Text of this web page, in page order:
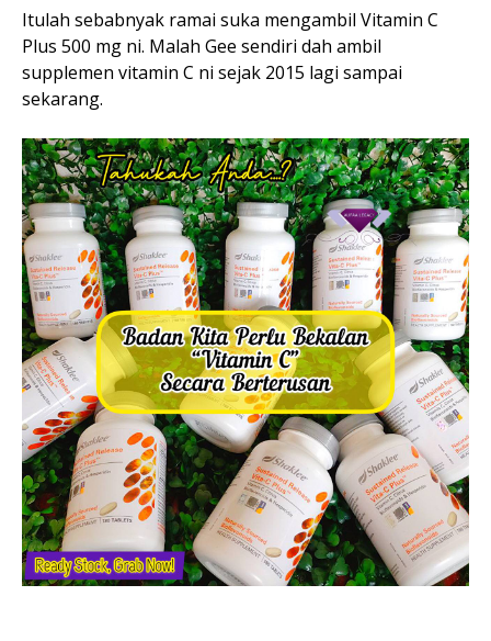
Itulah sebabnyak ramai suka mengambil Vitamin C
Plus 500 mg ni. Malah Gee sendiri dah ambil
supplemen vitamin C ni sejak 2015 lagi sampai
sekarang.